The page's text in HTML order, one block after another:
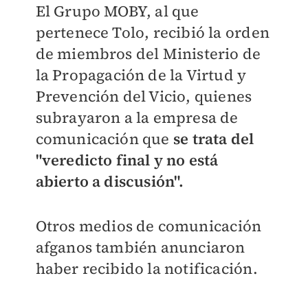
El Grupo MOBY, al que
pertenece Tolo, recibió la orden
de miembros del Ministerio de
la Propagación de la Virtud y
Prevención del Vicio, quienes
subrayaron a la empresa de
comunicación que se trata del
"veredicto final y no está
abierto a discusión".
Otros medios de comunicación
afganos también anunciaron
haber recibido la notificación.